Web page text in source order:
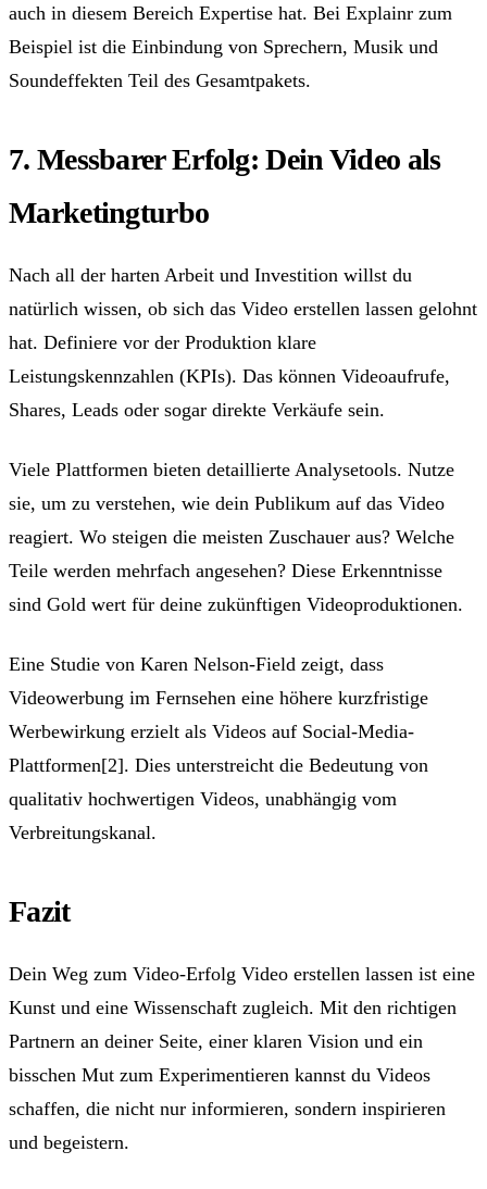
auch in diesem Bereich Expertise hat. Bei Explainr zum
Beispiel ist die Einbindung von Sprechern, Musik und
Soundeffekten Teil des Gesamtpakets.
7. Messbarer Erfolg: Dein Video als
Marketingturbo
Nach all der harten Arbeit und Investition willst du
natürlich wissen, ob sich das Video erstellen lassen gelohnt
hat. Definiere vor der Produktion klare
Leistungskennzahlen (KPIs). Das können Videoaufrufe,
Shares, Leads oder sogar direkte Verkäufe sein.
Viele Plattformen bieten detaillierte Analysetools. Nutze
sie, um zu verstehen, wie dein Publikum auf das Video
reagiert. Wo steigen die meisten Zuschauer aus? Welche
Teile werden mehrfach angesehen? Diese Erkenntnisse
sind Gold wert für deine zukünftigen Videoproduktionen.
Eine Studie von Karen Nelson-Field zeigt, dass
Videowerbung im Fernsehen eine höhere kurzfristige
Werbewirkung erzielt als Videos auf Social-Media-
Plattformen[2]. Dies unterstreicht die Bedeutung von
qualitativ hochwertigen Videos, unabhängig vom
Verbreitungskanal.
Fazit
Dein Weg zum Video-Erfolg Video erstellen lassen ist eine
Kunst und eine Wissenschaft zugleich. Mit den richtigen
Partnern an deiner Seite, einer klaren Vision und ein
bisschen Mut zum Experimentieren kannst du Videos
schaffen, die nicht nur informieren, sondern inspirieren
und begeistern.